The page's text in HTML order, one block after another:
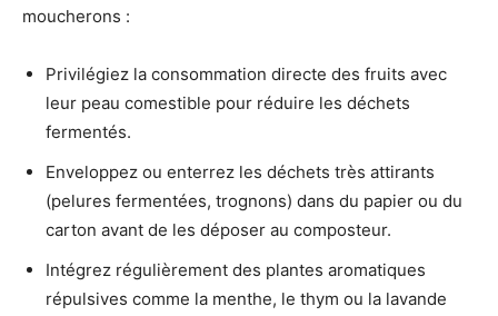
moucherons :
Privilégiez la consommation directe des fruits avec
leur peau comestible pour réduire les déchets
fermentés.
Enveloppez ou enterrez les déchets très attirants
(pelures fermentées, trognons) dans du papier ou du
carton avant de les déposer au composteur.
Intégrez régulièrement des plantes aromatiques
répulsives comme la menthe, le thym ou la lavande